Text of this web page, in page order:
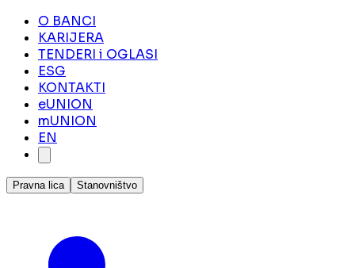
O BANCI
KARIJERA
TENDERI i OGLASI
ESG
KONTAKTI
eUNION
mUNION
EN
Pravna lica Stanovništvo